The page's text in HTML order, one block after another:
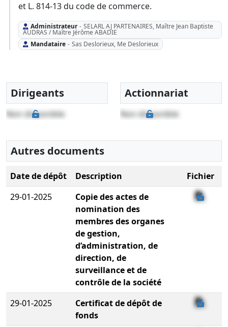
et L. 814-13 du code de commerce.
Administrateur - SELARL AJ PARTENAIRES, Maître Jean Baptiste
AUDRAS / Maître Jérôme ABADIE
Mandataire - Sas Deslorieux, Me Deslorieux
Dirigeants
Non disponible
Actionnariat
Non disponible
Autres documents
Date de dépôt Description
Fichier
29-01-2025
Copie des actes de
nomination des
membres des organes
de gestion,
d’administration, de
direction, de
surveillance et de
contrôle de la société
29-01-2025
Certificat de dépôt de
fonds